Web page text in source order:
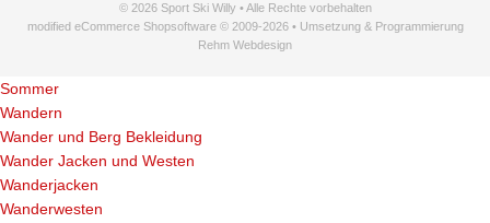
© 2026 Sport Ski Willy • Alle Rechte vorbehalten
modified eCommerce Shopsoftware © 2009-2026 • Umsetzung & Programmierung
Rehm Webdesign
Sommer
Wandern
Wander und Berg Bekleidung
Wander Jacken und Westen
Wanderjacken
Wanderwesten